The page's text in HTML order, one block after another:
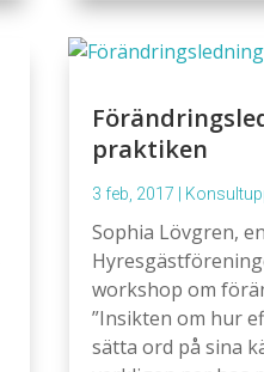
praktiken
3 feb, 2017
Sophia Lövgren,
workshop om
”Insikten om hur
sätta ord på sina